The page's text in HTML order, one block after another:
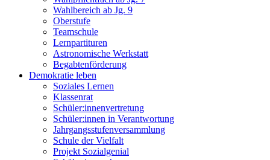
Wahlbereich ab Jg. 9
Oberstufe
Teamschule
Lernpartituren
Astronomische Werkstatt
Begabtenförderung
Demokratie leben
Soziales Lernen
Klassenrat
Schüler:innenvertretung
Schüler:innen in Verantwortung
Jahrgangsstufenversammlung
Schule der Vielfalt
Projekt Sozialgenial